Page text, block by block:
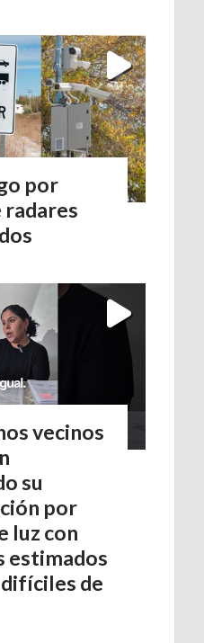
por
radares
vecinos
su
por
luz con
estimados
de